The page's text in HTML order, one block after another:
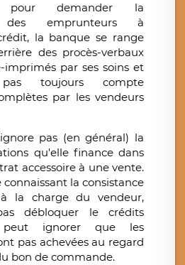
pour demander la
des emprunteurs à
la banque se range
des procès-verbaux
imprimés par ses soins et
toujours compte
par les vendeurs
pas (en général) la
qu'elle finance dans
accessoire à une vente.
la consistance
la charge du vendeur,
débloquer le crédits
peut ignorer que les
pas achevées au regard
bon de commande.